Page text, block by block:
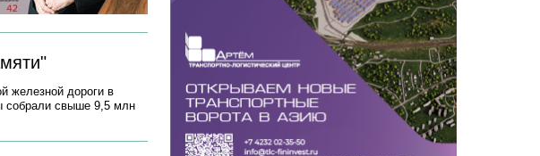
железной дороги в
собрали свыше 9,5 млн